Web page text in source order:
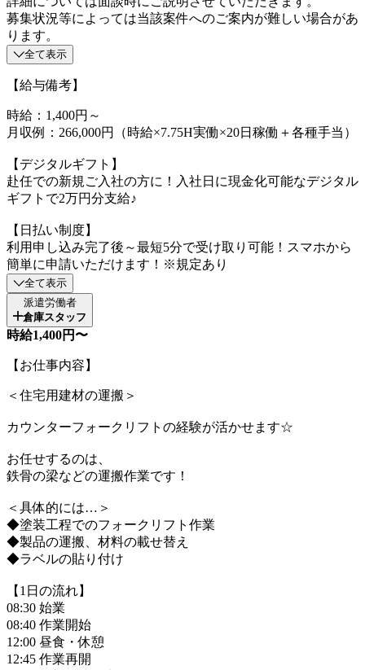
募集状況等によっては当該案件へのご案内が難しい場合があ
ります。
全て表示
【給与備考】
時給：1,400円～
月収例：266,000円（時給×7.75H実働×20日稼働＋各種手当）
【デジタルギフト】
赴任での新規ご入社の方に！入社日に現金化可能なデジタル
ギフトで2万円分支給♪
【日払い制度】
利用申し込み完了後～最短5分で受け取り可能！スマホから
簡単に申請いただけます！※規定あり
全て表示
派遣労働者
倉庫スタッフ
時給1,400円〜
【お仕事内容】
＜住宅用建材の運搬＞
カウンターフォークリフトの経験が活かせます☆
お任せするのは、
鉄骨の梁などの運搬作業です！
＜具体的には…＞
◆塗装工程でのフォークリフト作業
◆製品の運搬、材料の載せ替え
◆ラベルの貼り付け
【1日の流れ】
08:30 始業
08:40 作業開始
12:00 昼食・休憩
12:45 作業再開